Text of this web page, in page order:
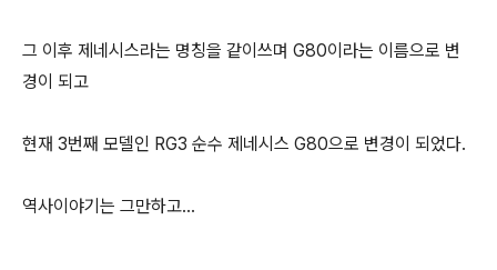
그 이후 제네시스라는 명칭을 같이쓰며 G80이라는 이름으로 변
경이 되고
현재 3번째 모델인 RG3 순수 제네시스 G80으로 변경이 되었다.
역사이야기는 그만하고...